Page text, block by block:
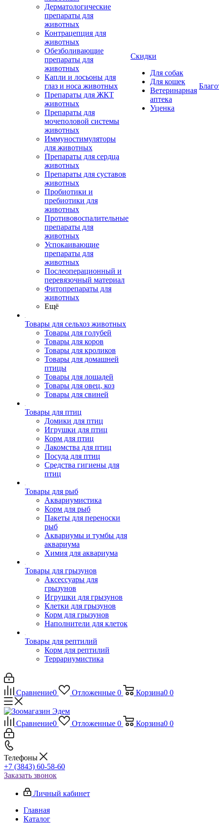
Дерматологические
препараты для
животных
Контрацепция для
животных
Обезболивающие
препараты для
животных
Капли и лосьоны для
глаз и носа животных
Препараты для ЖКТ
животных
Препараты для
мочеполовой системы
животных
Иммуностимуляторы
для животных
Препараты для сердца
животных
Препараты для суставов
животных
Пробиотики и
пребиотики для
животных
Противовоспалительные
препараты для
животных
Успокаивающие
препараты для
животных
Послеоперационный и
перевязочный материал
Фитопрепараты для
животных
Ещё
Товары для сельхоз животных
Товары для голубей
Товары для коров
Товары для кроликов
Товары для домашней
птицы
Товары для лошадей
Товары для овец, коз
Товары для свиней
Товары для птиц
Домики для птиц
Игрушки для птиц
Корм для птиц
Лакомства для птиц
Посуда для птиц
Средства гигиены для
птиц
Товары для рыб
Аквариумистика
Корм для рыб
Пакеты для переноски
рыб
Аквариумы и тумбы для
аквариума
Химия для аквариума
Товары для грызунов
Аксессуары для
грызунов
Игрушки для грызунов
Клетки для грызунов
Корм для грызунов
Наполнители для клеток
Товары для рептилий
Корм для рептилий
Террариумистика
Скидки
Для собак
Для кошек
Ветеринарная
аптека
Уценка
Сравнение0 Отложенные 0 Корзина0 0
Сравнение0 Отложенные 0 Корзина0 0
Телефоны
+7 (3843) 60-58-60
Заказать звонок
Личный кабинет
Главная
Каталог